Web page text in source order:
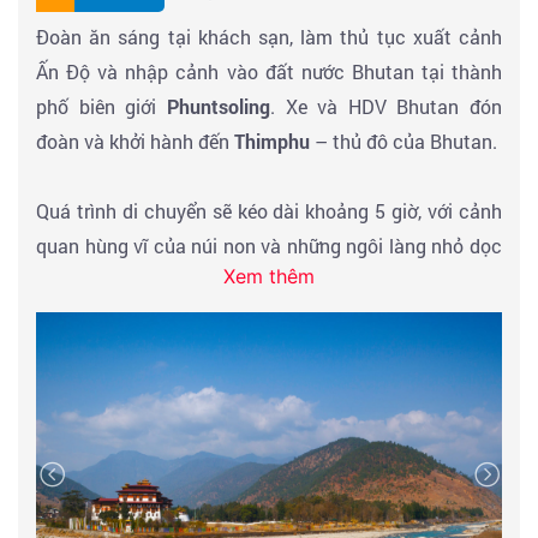
nhà hàng . Nghỉ đêm tạiJaigaon.
Đoàn ăn sáng tại khách sạn, làm thủ tục xuất cảnh
Ấn Độ và nhập cảnh vào đất nước Bhutan tại thành
phố biên giới Phuntsoling. Xe và HDV Bhutan đón
đoàn và khởi hành đến Thimphu – thủ đô của Bhutan.
Quá trình di chuyển sẽ kéo dài khoảng 5 giờ, với cảnh
quan hùng vĩ của núi non và những ngôi làng nhỏ dọc
theo đường đi. Hành trình này sẽ là cơ hội để bạn cảm
nhận sự chuyển mình từ một đất nước Ấn Độ sôi động
vào không gian yên bình và tĩnh lặng của Bhutan.
Khi đến Thimphu, bạn sẽ bắt đầu chuyến tham quan
các địa điểm nổi tiếng, mang đậm nét văn hóa và tôn
giáo của Bhutan.
Xem thêm